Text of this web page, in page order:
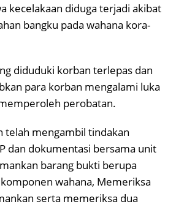
kecelakaan diduga terjadi akibat
bangku pada wahana kora-
diduduki korban terlepas dan
para korban mengalami luka
perobatan.
telah mengambil tindakan
dan dokumentasi bersama unit
barang bukti berupa
wahana, Memeriksa
serta memeriksa dua